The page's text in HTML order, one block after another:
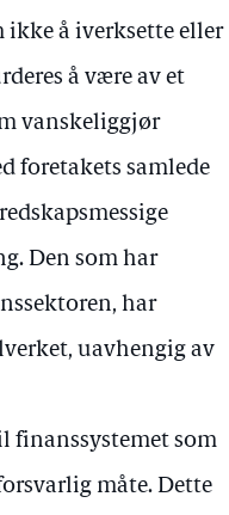
ikke å iverksette eller
å være av et
vanskeliggjør
foretakets samlede
Den som har
har
uavhengig av
finanssystemet som
måte. Dette